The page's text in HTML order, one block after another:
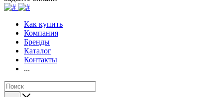
Как купить
Компания
Бренды
Каталог
Контакты
...